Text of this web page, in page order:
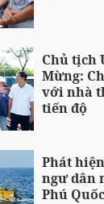
Chủ tịch
Mừng:
với nhà
tiến độ
Phát
ngư dân
Phú Quốc